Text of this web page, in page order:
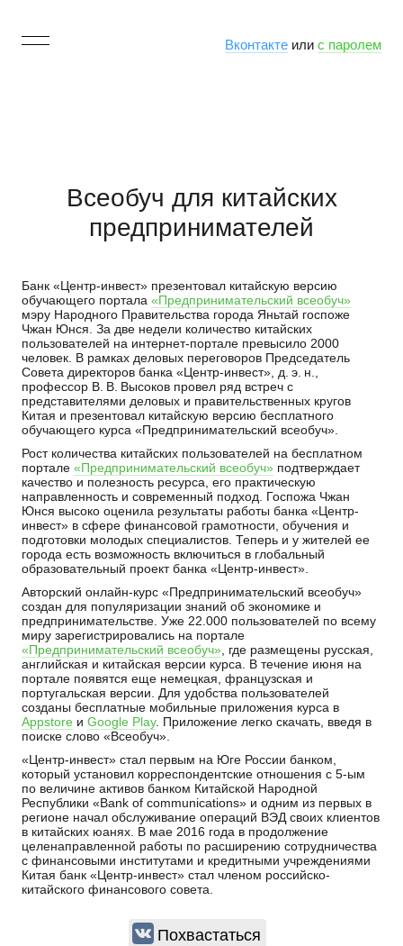
Вконтактеили с паролем
Всеобуч для китайских
предпринимателей
Банк «Центр-инвест» презентовал китайскую версию
обучающего портала«Предпринимательский всеобуч»
мэру Народного Правительства города Яньтай госпоже
Чжан Юнся. За две недели количество китайских
пользователей на интернет-портале превысило 2000
человек. В рамках деловых переговоров Председатель
Совета директоров банка «Центр-инвест», д. э. н.,
профессор В. В. Высоков провел ряд встреч с
представителями деловых и правительственных кругов
Китая и презентовал китайскую версию бесплатного
обучающего курса «Предпринимательский всеобуч».
Рост количества китайских пользователей на бесплатном
портале«Предпринимательский всеобуч» подтверждает
качество и полезность ресурса, его практическую
направленность и современный подход. Госпожа Чжан
Юнся высоко оценила результаты работы банка «Центр-
инвест» в сфере финансовой грамотности, обучения и
подготовки молодых специалистов. Теперь и у жителей ее
города есть возможность включиться в глобальный
образовательный проект банка «Центр-инвест».
Авторский онлайн-курс «Предпринимательский всеобуч»
создан для популяризации знаний об экономике и
предпринимательстве. Уже 22.000 пользователей по всему
миру зарегистрировались на портале
«Предпринимательский всеобуч» , где размещены русская,
английская и китайская версии курса. В течение июня на
портале появятся еще немецкая, французская и
португальская версии. Для удобства пользователей
созданы бесплатные мобильные приложения курса в
Appstore иGoogle Play. Приложение легко скачать, введя в
поиске слово «Bсеобуч».
«Центр-инвест» стал первым на Юге России банком,
который установил корреспондентские отношения с 5-ым
по величине активов банком Китайской Народной
Республики «Bank of communications» и одним из первых в
регионе начал обслуживание операций ВЭД своих клиентов
в китайских юанях. В мае 2016 года в продолжение
целенаправленной работы по расширению сотрудничества
с финансовыми институтами и кредитными учреждениями
Китая банк «Центр-инвест» стал членом российско-
китайского финансового совета.
Похвастаться